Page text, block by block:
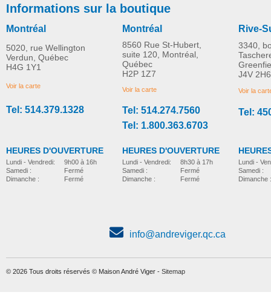
HoverJack d'évacuation
accessoires-de-lit
Porte-seau
accessoires-de-lit
PLUS D'INFORMATION
Informations sur la boutique
Montréal
5020, rue Wellington
Verdun, Québec
H4G 1Y1
Voir la carte
Tel: 514.379.1328
HEURES D'OUVERTURE
Lundi - Vendredi:
Samedi :
Dimanche :
9h00 à 16h
Fermé
Fermé
Montréal
8560 Rue St-Hubert,
suite 120, Montréal,
Québec
H2P 1Z7
Voir la carte
Tel: 514.274.7560
Tel: 1.800.363.6703
HEURES D'OUVERTURE
Lundi - Vendredi:
Samedi :
Dimanche :
8h30 à 17h
Fermé
Fermé
Rive-
3340,
J4V 2H6
Voir la
Tel:
Lundi -
Samedi :
Dimanche :
info@andreviger.qc.ca
© 2026 Tous droits réservés © Maison André Viger - Sitemap